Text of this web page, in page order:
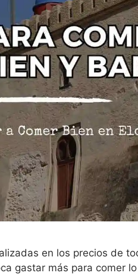
en los precios de
gastar más para comer